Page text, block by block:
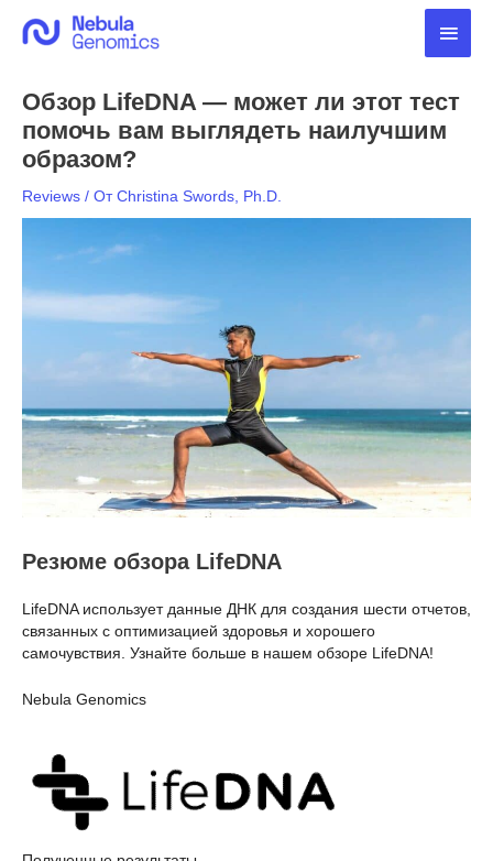
содержимому
Обзор LifeDNA — может ли этот тест
помочь вам выглядеть наилучшим
образом?
Reviews / ОтChristina Swords, Ph.D.
Резюме обзора LifeDNA
LifeDNA использует данные ДНК для создания шести отчетов,
связанных с оптимизацией здоровья и хорошего
самочувствия. Узнайте больше в нашем обзоре LifeDNA!
Nebula Genomics